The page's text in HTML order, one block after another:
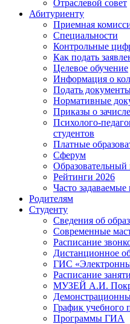
Отраслевой совет
Абитуриенту
Приемная
Специальности
Контрольные
Как подать
Целевое обучение
Информация о
Подать
Нормативные
Приказы о
Психолого-
студентов
Платные
Сферум
Образовательный
Рейтинги 2026
Часто
Родителям
Студенту
Сведения об
Современные
Расписание
Дистанционное
ГИС
Расписание
МУЗЕЙ А.И.
График учебного
Программы ГИА